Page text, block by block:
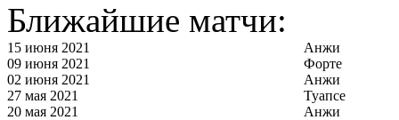
Ближайшие матчи:
15 июня 2021
Анжи
09 июня 2021
Форте
02 июня 2021
Анжи
27 мая 2021
Туапсе
20 мая 2021
Анжи